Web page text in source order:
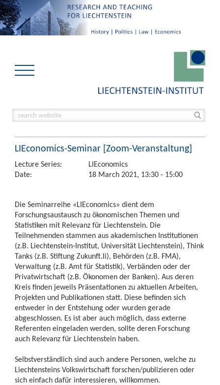
LIEconomics-Seminar [Zoom-Veranstaltung]
Lecture Series:
LIEconomics
Date:
18 March 2021, 13:30 - 15:00
Die Seminarreihe «LIEconomics» dient dem
Forschungsaustausch zu ökonomischen Themen und
Statistiken mit Relevanz für Liechtenstein. Die
Teilnehmenden stammen aus akademischen Institutionen
(z.B. Liechtenstein-Institut, Universität Liechtenstein), Think
Tanks (z.B. Stiftung Zukunft.li), Behörden (z.B. FMA),
Verwaltung (z.B. Amt für Statistik), Verbänden oder der
Privatwirtschaft (z.B. Ökonomen der Banken). Aus deren
Kreis finden jeweils Präsentationen zu aktuellen Arbeiten,
Projekten und Publikationen statt. Diese befinden sich
entweder in der Entstehung oder wurden gerade
abgeschlossen. Es ist aber auch möglich, dass externe
Referenten eingeladen werden, sollte deren Forschung
auch Relevanz für Liechtenstein haben.
Selbstverständlich sind auch andere Personen, welche zu
Liechtensteins Volkswirtschaft forschen/publizieren oder
sich einfach dafür interessieren, willkommen.